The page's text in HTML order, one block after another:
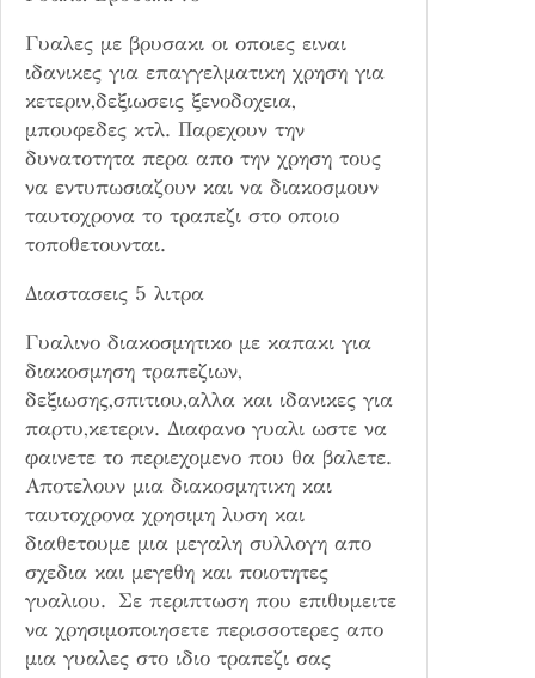
Γυαλες με βρυσακι οι οποιες ειναι
ιδανικες για επαγγελματικη χρηση για
κετεριν,δεξιωσεις ξενοδοχεια,
μπουφεδες κτλ. Παρεχουν την
δυνατοτητα περα απο την χρηση τους
να εντυπωσιαζουν και να διακοσμουν
ταυτοχρονα το τραπεζι στο οποιο
τοποθετουνται.
Διαστασεις 5 λιτρα
Γυαλινο διακοσμητικο με καπακι για
διακοσμηση τραπεζιων,
δεξιωσης,σπιτιου,αλλα και ιδανικες για
παρτυ,κετεριν. Διαφανο γυαλι ωστε να
φαινετε το περιεχομενο που θα βαλετε.
Αποτελουν μια διακοσμητικη και
ταυτοχρονα χρησιμη λυση και
διαθετουμε μια μεγαλη συλλογη απο
σχεδια και μεγεθη και ποιοτητες
γυαλιου. Σε περιπτωση που επιθυμειτε
να χρησιμοποιησετε περισσοτερες απο
μια γυαλες στο ιδιο τραπεζι σας